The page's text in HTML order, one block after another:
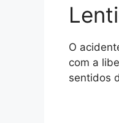
O
com a
sentidos